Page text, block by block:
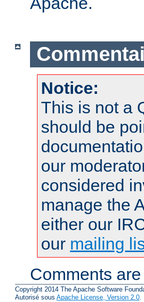
Notice:
This is not a
should be
our
considered
manage the
either our
our mailing
Comments
Copyright 2014 The Apache Software
Autorisé sous Apache License, Version 2.0.